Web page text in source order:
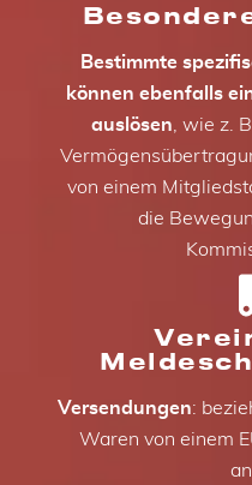
Bestimmte
können ebenfalls
auslösen, wie z.
von einem
die
Versendungen:
Waren von einem